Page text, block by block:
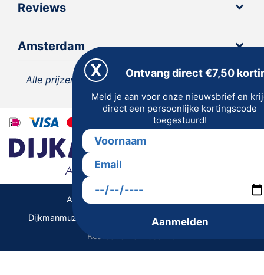
Reviews
Amsterdam
Alle prijzen zijn inclusief 21% BTW, tenzij anders
vermeld.
Dijkmanmuziek 2026 © | Alle rechten voorbehouden
Realisatie De Websmid
Algemene Voorwaarden | Privacy
Ontvang direct €7,50
Meld je aan voor onze nieuwsbrief en
direct een persoonlijke kortingscode
toegestuurd!
Aanmelden